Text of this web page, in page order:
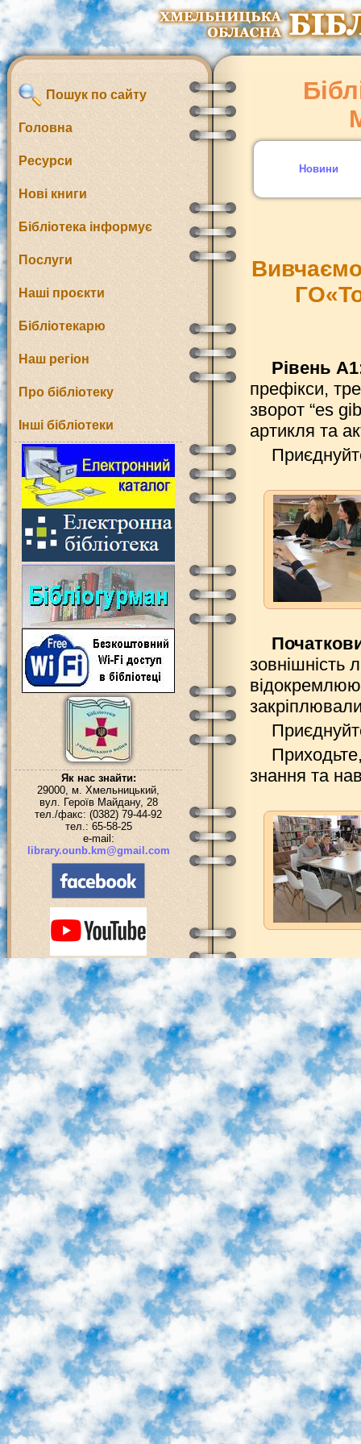
Пошук по сайту
Головна
Ресурси
Нові книги
Бібліотека інформує
Послуги
Наші проєкти
Бібліотекарю
Наш регіон
Про бібліотеку
Інші бібліотеки
Як нас знайти:
29000, м. Хмельницький,
вул. Героїв Майдану, 28
тел./факс: (0382) 79-44-92
тел.: 65-58-25
e-mail:
library.ounb.km@gmail.com
Новини
Вивчаємо
Рівень
префікси,
зворот “es
артикля та
зовнішність
знання та